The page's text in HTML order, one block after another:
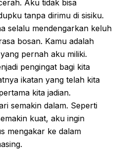
Aku tidak bisa
tanpa dirimu di sisiku.
selalu mendengarkan keluh
bosan. Kamu adalah
pernah aku miliki.
pengingat bagi kita
ikatan yang telah kita
kita jadian.
semakin dalam. Seperti
kuat, aku ingin
mengakar ke dalam